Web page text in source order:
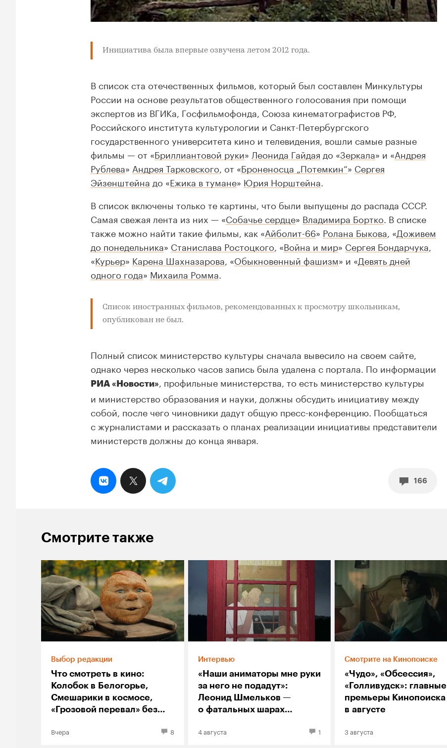
Инициатива была впервые озвучена летом 2012 года.
В список ста отечественных фильмов, который был составлен Минкультуры
России на основе результатов общественного голосования при помощи
экспертов из ВГИКа, Госфильмофонда, Союза кинематографистов РФ,
Российского института культурологии и Санкт-Петербургского
государственного университета кино и телевидения, вошли самые разные
фильмы — от «Бриллиантовой руки» Леонида Гайдая до «Зеркала» и «Андрея
Рублева» Андрея Тарковского , от «Броненосца „Потемкин“» Сергея
Эйзенштейна до «Ежика в тумане» Юрия Норштейна
В список включены только те картины, что были выпущены до распада СССР.
Самая свежая лента из них — «Собачье сердце» Владимира Бортко . В списке
также можно найти такие фильмы, как «Айболит-66» Ролана Быкова , «Доживем
до понедельника» Станислава Ростоцкого , «Война и мир» Сергея Бондарчука
«Курьер» Карена Шахназарова , «Обыкновенный фашизм» и «Девять дней
одного года» Михаила Ромма
Список иностранных фильмов, рекомендованных к просмотру школьникам,
опубликован не был.
Полный список министерство культуры сначала вывесило на своем сайте,
однако через несколько часов запись была удалена с портала. По информации
РИА «Новости» , профильные министерства, то есть министерство культуры
и министерство образования и науки, должны обсудить инициативу между
собой, после чего чиновники дадут общую пресс-конференцию. Пообщаться
с журналистами и рассказать о планах реализации инициативы представители
министерств должны до конца января.
166
Смотрите также
Выбор редакции
Что смотреть в кино:
Колобок в Белогорье,
Смешарики в космосе,
«Грозовой перевал» без
Вчера 8
Интервью
«Наши аниматоры мне руки
за него не подадут»:
Леонид Шмельков —
о фатальных шарах
синего пса Андрея
4 августа 1
Смотрите на Кинопоиске
«Чудо», «Обсессия»,
«Голливудск»: главные
премьеры Кинопоиска
в августе
3 августа